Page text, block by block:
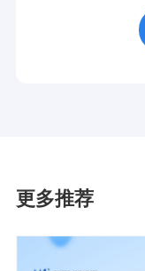
更多推荐